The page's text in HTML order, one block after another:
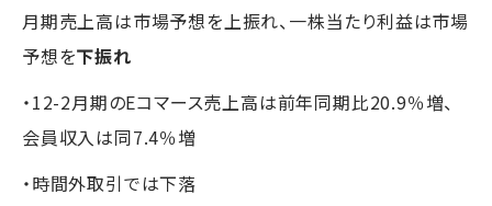
月期売上高は市場予想を上振れ、一株当たり利益は市場
予想を下振れ
・12-2月期のEコマース売上高は前年同期比20.9％増、
会員収入は同7.4％増
・時間外取引では下落